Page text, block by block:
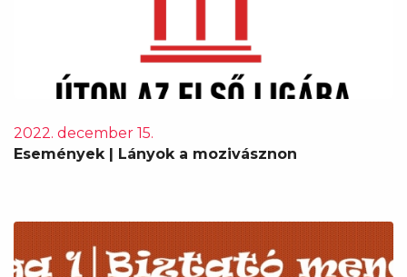
2022. december 15.
Események | Lányok a mozivásznon